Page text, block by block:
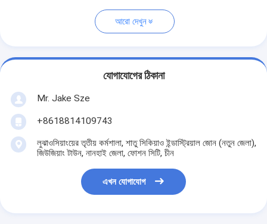
আরো দেখুন
যোগাযোগের ঠিকানা
Mr. Jake Sze
+8618814109743
লুঝাওসিয়াংয়ের তৃতীয় কর্মশালা, শাতু সিকিয়াও ইন্ডাস্ট্রিয়াল জোন (নতুন জেলা),
জিউজিয়াং টাউন, নানহাই জেলা, ফোশন সিটি, চীন
এখন যোগাযোগ